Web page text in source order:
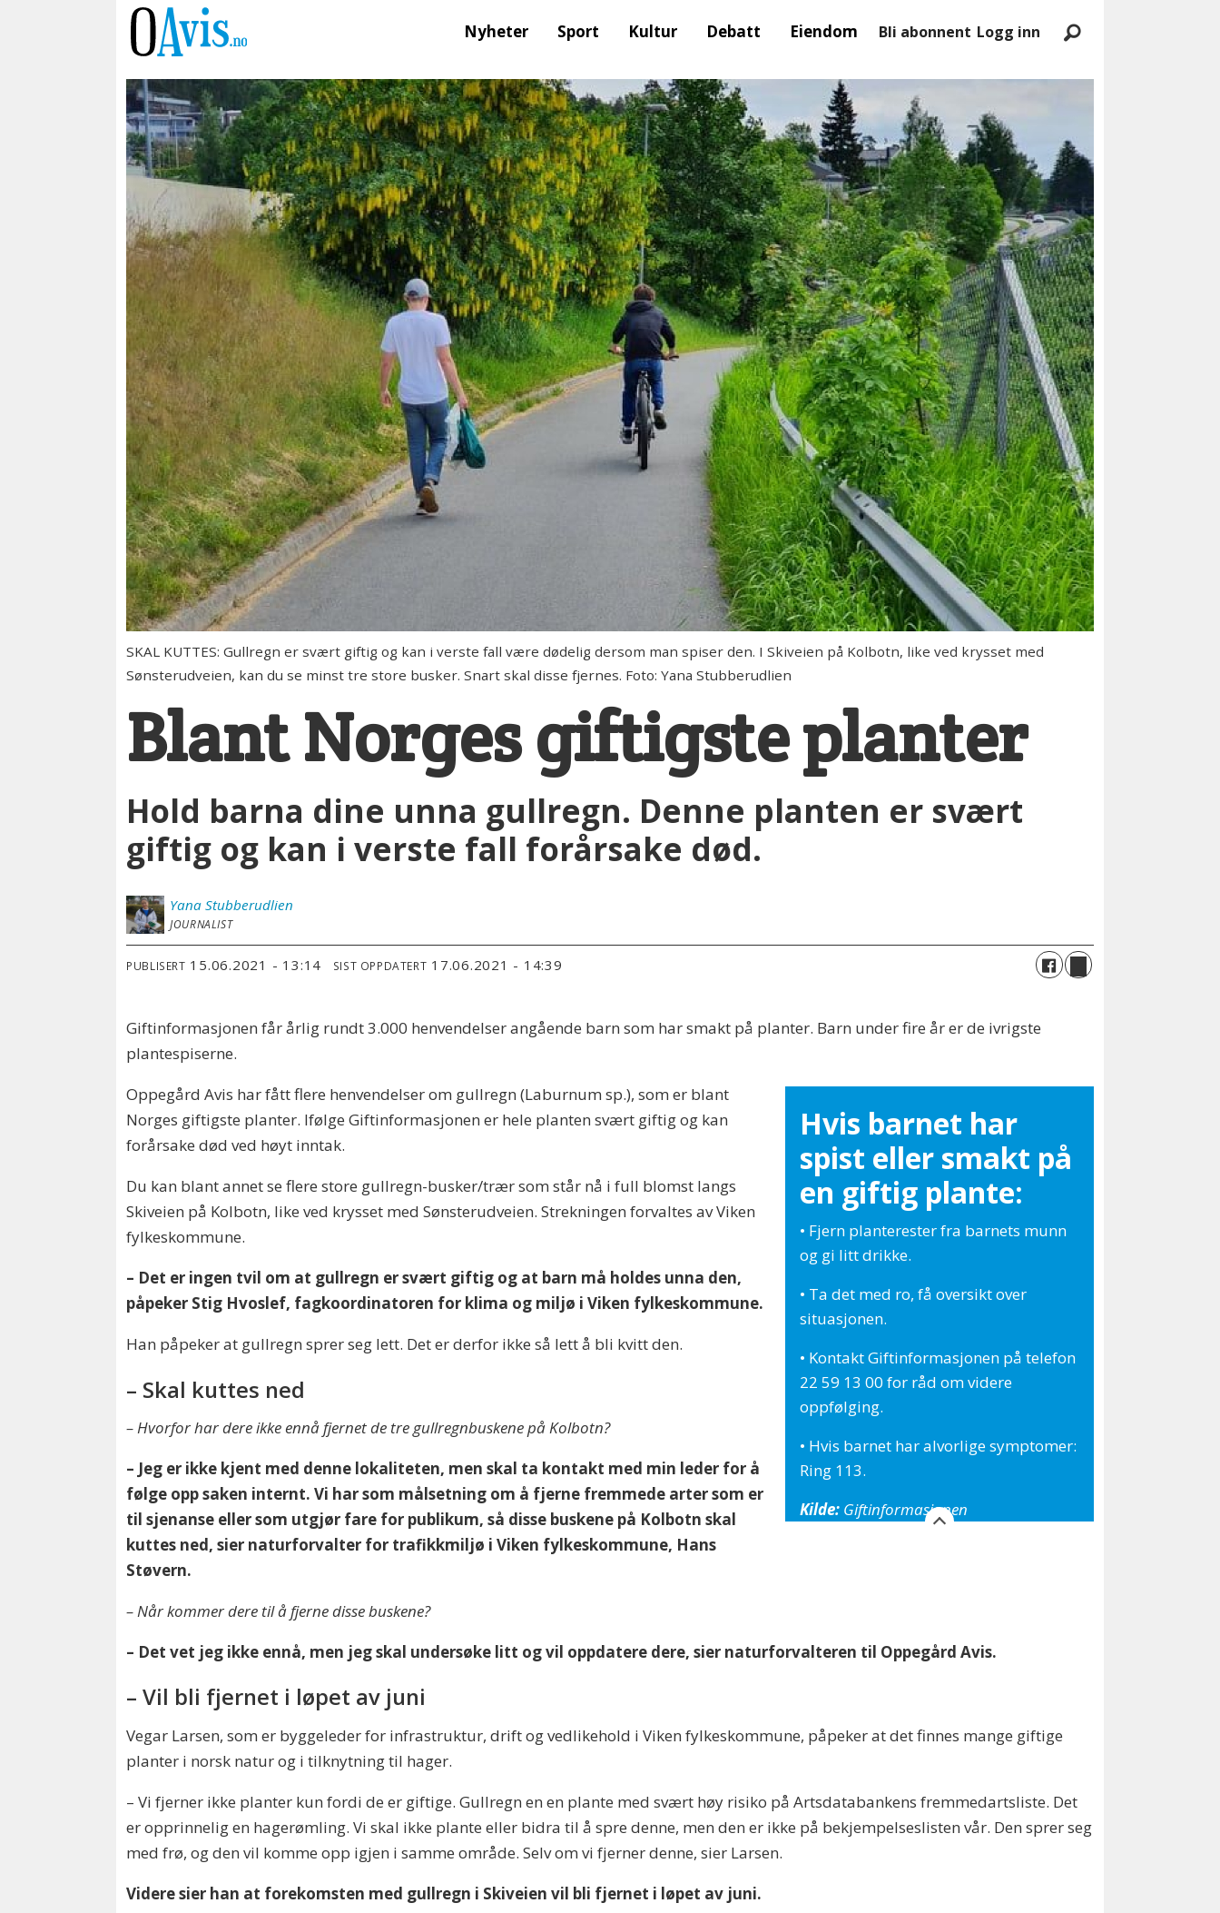
Nyheter Sport Kultur Debatt Eiendom Bli abonnent Logg inn
SKAL KUTTES: Gullregn er svært giftig og kan i verste fall være dødelig dersom man spiser den. I Skiveien på Kolbotn, like ved krysset med
Sønsterudveien, kan du se minst tre store busker. Snart skal disse fjernes. Foto: Yana Stubberudlien
Blant Norges giftigste planter
Hold barna dine unna gullregn. Denne planten er svært
giftig og kan i verste fall forårsake død.
Yana Stubberudlien
JOURNALIST
PUBLISERT 15.06.2021 - 13:14 SIST OPPDATERT 17.06.2021 - 14:39
Giftinformasjonen får årlig rundt 3.000 henvendelser angående barn som har smakt på planter. Barn under fire år er de ivrigste
plantespiserne.
Hvis barnet har
spist eller smakt på
en giftig plante:
• Fjern planterester fra barnets munn
og gi litt drikke.
• Ta det med ro, få oversikt over
situasjonen.
• Kontakt Giftinformasjonen på telefon
22 59 13 00 for råd om videre
oppfølging.
• Hvis barnet har alvorlige symptomer:
Ring 113.
Kilde:Giftinformasjonen
Oppegård Avis har fått flere henvendelser om gullregn (Laburnum sp.), som er blant
Norges giftigste planter. Ifølge Giftinformasjonen er hele planten svært giftig og kan
forårsake død ved høyt inntak.
Du kan blant annet se flere store gullregn-busker/trær som står nå i full blomst langs
Skiveien på Kolbotn, like ved krysset med Sønsterudveien. Strekningen forvaltes av Viken
fylkeskommune.
– Det er ingen tvil om at gullregn er svært giftig og at barn må holdes unna den,
påpeker Stig Hvoslef, fagkoordinatoren for klima og miljø i Viken fylkeskommune.
Han påpeker at gullregn sprer seg lett. Det er derfor ikke så lett å bli kvitt den.
– Skal kuttes ned
– Hvorfor har dere ikke ennå fjernet de tre gullregnbuskene på Kolbotn?
– Jeg er ikke kjent med denne lokaliteten, men skal ta kontakt med min leder for å
følge opp saken internt. Vi har som målsetning om å fjerne fremmede arter som er
til sjenanse eller som utgjør fare for publikum, så disse buskene på Kolbotn skal
kuttes ned, sier naturforvalter for trafikkmiljø i Viken fylkeskommune, Hans
Støvern.
– Når kommer dere til å fjerne disse buskene?
– Det vet jeg ikke ennå, men jeg skal undersøke litt og vil oppdatere dere, sier naturforvalteren til Oppegård Avis.
– Vil bli fjernet i løpet av juni
Vegar Larsen, som er byggeleder for infrastruktur, drift og vedlikehold i Viken fylkeskommune, påpeker at det finnes mange giftige
planter i norsk natur og i tilknytning til hager.
– Vi fjerner ikke planter kun fordi de er giftige. Gullregn en en plante med svært høy risiko på Artsdatabankens fremmedartsliste. Det
er opprinnelig en hagerømling. Vi skal ikke plante eller bidra til å spre denne, men den er ikke på bekjempelseslisten vår. Den sprer seg
med frø, og den vil komme opp igjen i samme område. Selv om vi fjerner denne, sier Larsen.
Videre sier han at forekomsten med gullregn i Skiveien vil bli fjernet i løpet av juni.